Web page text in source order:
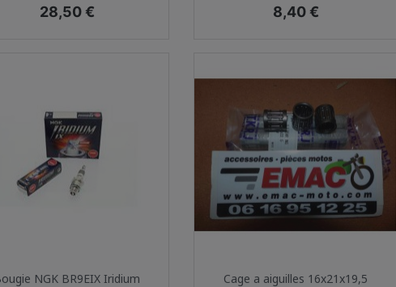
Prix
28,50 € Prix
8,40 €
 Aperçu rapide
NGK BR9EIX Iridium Aperçu rapide
Cage a aiguilles 16x21x19,5